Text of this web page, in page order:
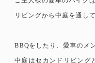
リビングから中庭を通し
BBQをしたり、愛車のメ
中庭はセカンドリビング